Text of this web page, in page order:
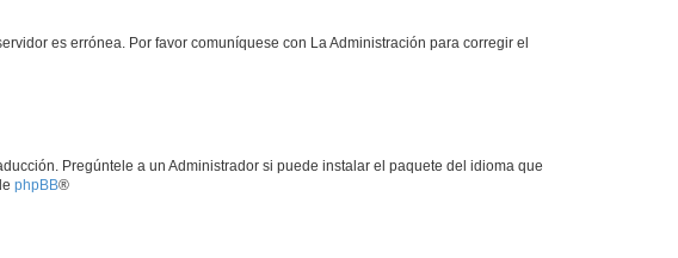
es errónea. Por favor comuníquese con La Administración para corregir el
Pregúntele a un Administrador si puede instalar el paquete del idioma que
phpBB®